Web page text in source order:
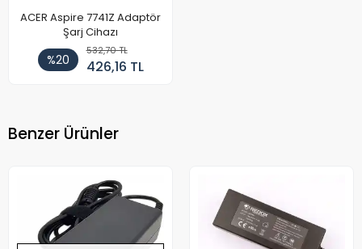
ACER Aspire 7741Z Adaptör
Şarj Cihazı
%20
532,70 TL
426,16 TL
Benzer Ürünler